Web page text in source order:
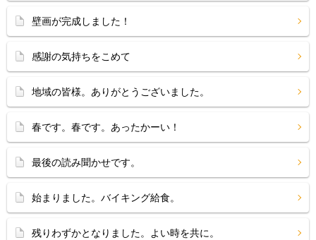
壁画が完成しました！
感謝の気持ちをこめて
地域の皆様。ありがとうございました。
春です。春です。あったかーい！
最後の読み聞かせです。
始まりました。バイキング給食。
残りわずかとなりました。よい時を共に。